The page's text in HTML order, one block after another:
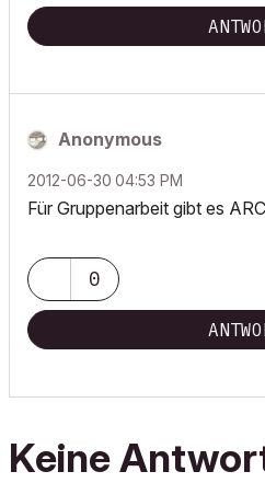
Anonymous
‎2012-06-30 04:53 PM
Für Gruppenarbeit gibt es
0
Keine